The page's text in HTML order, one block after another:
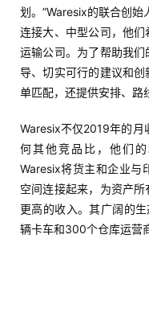
例
拆
解
操
手
C
u
b
干
划。”Waresix的联合创始
连接大、中型公司，他
运输公司。为了帮助我
导、切实可行的建议和
单匹配，还提供安排、路
Waresix不仅2019年的月
何其他竞品比，他们
Waresix将货主和企业与
空间连接起来，为资产
更高的收入。其广阔的
辆卡车和300个仓库运营